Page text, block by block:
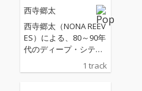
西寺郷太
西寺郷太（NONA REEV
ES）による、80～90年
代のディープ・シティ
ポップ＝歌謡曲／ニュ
ー・ミュージックに向
1 track